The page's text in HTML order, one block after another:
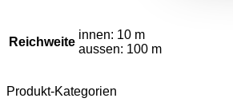
Reichweite
innen: 10 m
aussen: 100 m
Produkt-Kategorien